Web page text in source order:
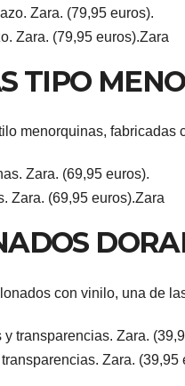
Zara. (79,95 euros).Zara
TIPO
menorquinas, fabricadas
Zara. (69,95 euros).Zara
con vinilo, una de
Zara. (39,95